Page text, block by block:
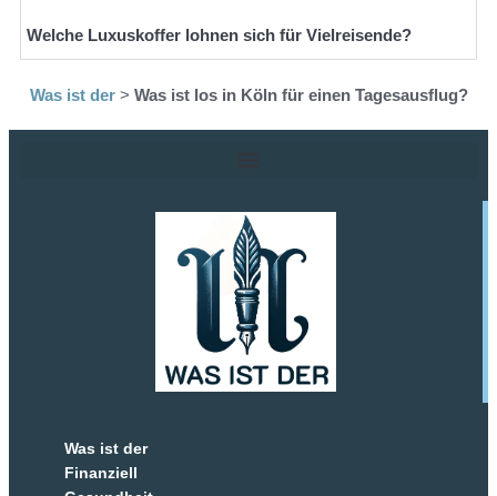
Welche Luxuskoffer lohnen sich für Vielreisende?
Was ist der> Was ist los in Köln für einen Tagesausflug?
Was ist der
Finanziell